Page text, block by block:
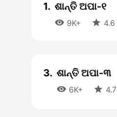
1. ଶାନ୍ତି ଅପା-୧
 9K+  4.6
3. ଶାନ୍ତି ଅପା-୩
 6K+  4.7